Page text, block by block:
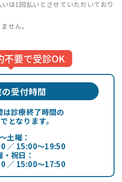
は1回払いとさせていただいており
せん。
受付時間
は診療終了時間の
となります。
土曜：
／ 15:00～19:50
・祝日：
／ 15:00～17:50